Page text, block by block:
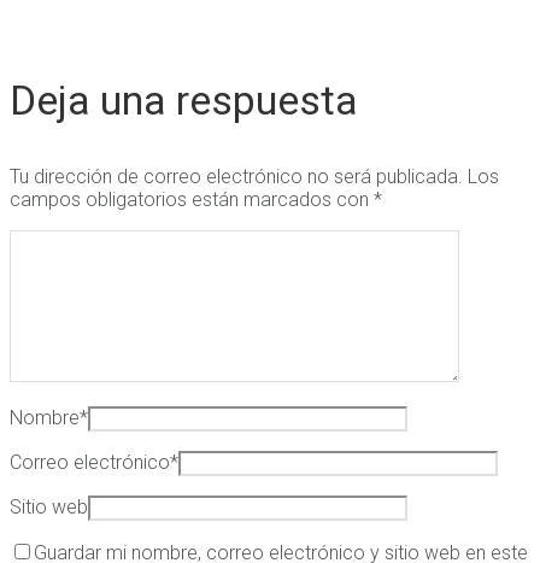
Deja una respuesta
Tu dirección de correo electrónico no será publicada. Los
campos obligatorios están marcados con *
Nombre*
Correo electrónico*
Sitio web
Guardar mi nombre, correo electrónico y sitio web en este